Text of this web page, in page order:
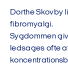
Dorthe Skovby
fibromyalgi.
Sygdommen
ledsages ofte